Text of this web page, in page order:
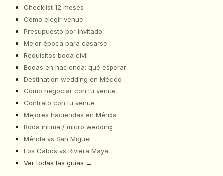
Checklist 12 meses
Cómo elegir venue
Presupuesto por invitado
Mejor época para casarse
Requisitos boda civil
Bodas en hacienda: qué esperar
Destination wedding en México
Cómo negociar con tu venue
Contrato con tu venue
Mejores haciendas en Mérida
Boda íntima / micro wedding
Mérida vs San Miguel
Los Cabos vs Riviera Maya
Ver todas las guías →